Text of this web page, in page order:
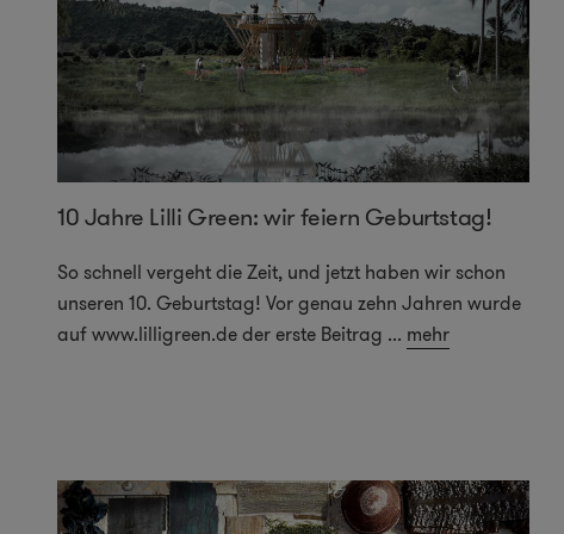
10 Jahre Lilli Green: wir feiern Geburtstag!
So schnell vergeht die Zeit, und jetzt haben wir schon
unseren 10. Geburtstag! Vor genau zehn Jahren wurde
auf www.lilligreen.de der erste Beitrag ... mehr